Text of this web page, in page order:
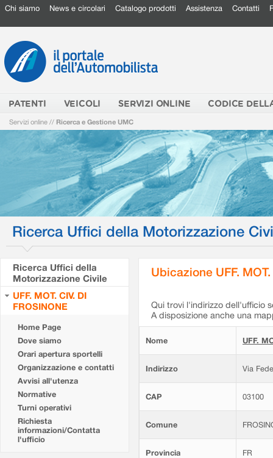
Chi siamo News e circolari Catalogo prodotti Assistenza Contatti
PATENTI VEICOLI SERVIZI ONLINE CODICE
Servizi online // Ricerca e Gestione UMC
Ricerca Uffici della Motorizzazione
Ricerca Uffici della
Motorizzazione Civile
UFF. MOT. CIV. DI
FROSINONE
Home Page
Dove siamo
Orari apertura sportelli
Organizzazione e contatti
Avvisi all'utenza
Normative
Turni operativi
Richiesta
informazioni/Contatta
l'ufficio
Ubicazione UFF.
Qui trovi l'indirizzo dell'ufficio
A disposizione anche una
Nome UFF.
Indirizzo Via
CAP 03100
Comune
Provincia FR